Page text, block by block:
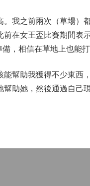
我之前兩次（草場）
在女王盃比賽期間表
，相信在草地上也能打
幫助我獲得不少東西
助她，然後通過自己